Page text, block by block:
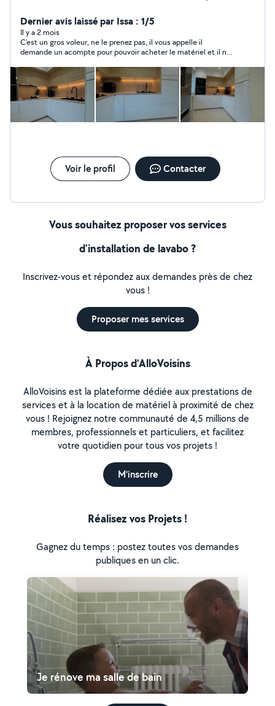
de rénovation et d'aménagement intérieur. Polyvalent,
rigoureux et à l'écoute, j'interviens rapidement pour des
prestations soignées, adaptées à vos besoins et à votre
budget.
Dernier avis laissé par Issa : 1/5
Il y a 2 mois
C’est un gros voleur, ne le prenez pas, il vous appelle il
demande un acompte pour pouvoir acheter le matériel et il ne
contre lui. J’AI ÉTÉ BÊTE IL M’A ENVOYÉ UN RIB BELGE
Voir le profil Contacter
Vous souhaitez proposer vos services
d'installation de lavabo ?
Inscrivez-vous et répondez aux demandes près de chez
vous !
Proposer mes services
À Propos d’AlloVoisins
AlloVoisins est la plateforme dédiée aux prestations de
services et à la location de matériel à proximité de chez
vous ! Rejoignez notre communauté de 4,5 millions de
membres, professionnels et particuliers, et facilitez
votre quotidien pour tous vos projets !
M'inscrire
Réalisez vos Projets !
Gagnez du temps : postez toutes vos demandes
publiques en un clic.
Je rénove ma salle de bain